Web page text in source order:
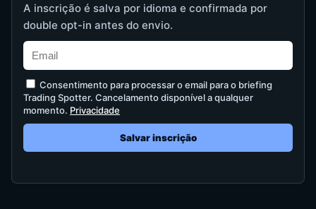
A inscrição é salva por idioma e confirmada por
double opt-in antes do envio.
Consentimento para processar o email para o briefing
Trading Spotter. Cancelamento disponível a qualquer
momento. Privacidade
Salvar inscrição